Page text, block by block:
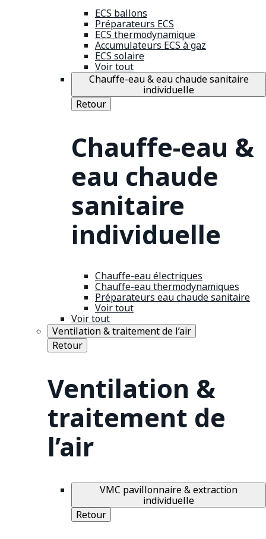
ECS ballons
Préparateurs ECS
ECS thermodynamique
Accumulateurs ECS à gaz
ECS solaire
Voir tout
Chauffe-eau & eau chaude sanitaire
individuelle
Retour
Chauffe-eau &
eau chaude
sanitaire
individuelle
Chauffe-eau électriques
Chauffe-eau thermodynamiques
Préparateurs eau chaude sanitaire
Voir tout
Voir tout
Ventilation & traitement de l’air
Retour
Ventilation &
traitement de
l’air
VMC pavillonnaire & extraction
individuelle
Retour